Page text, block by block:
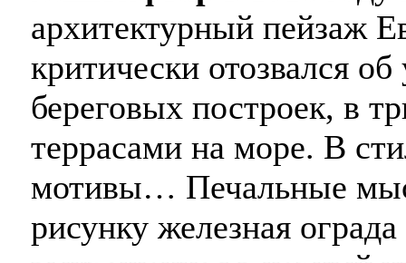
архитектурный пейзаж
критически отозвался
береговых построек, в
террасами на море. В
мотивы… Печальные
рисунку железная